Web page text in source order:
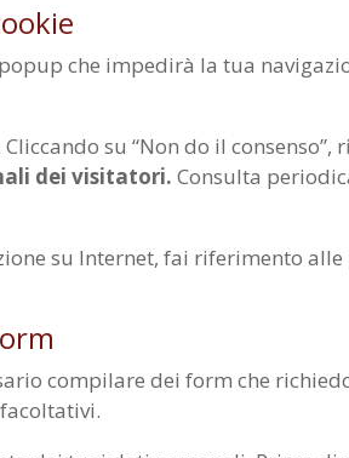
che impedirà la tua
su “Non do il
dei visitatori. Consulta
su Internet, fai riferimento
compilare dei form che